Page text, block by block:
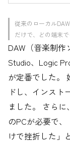
従来のローカル
だけで、どの端末
DAW（音楽制
Studio、Logic
が定番でした。
ドし、インス
ました。 さら
のPCが必要で
けで挫折した」